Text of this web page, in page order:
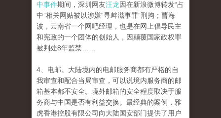
中事件期间，深圳网友汪龙因在新浪微博转发“占
中”相关网贴被以涉嫌“寻衅滋事罪”刑拘；曹海
波，云南省一个网吧经理，也是在网上倡导民主
和宪政的一个团体的创始人，因颠覆国家政权罪
被判处8年监禁……
4、电邮。大陆境内的电邮服务商都有严格的自
我审查和配合当局审查，可以说境内服务商的邮
箱基本都不安全。境外邮箱的安全程度取决于服
务商与中国是否有利益交换。最经典的案例，雅
虎香港控股有限公司向大陆国安部门提供了用户